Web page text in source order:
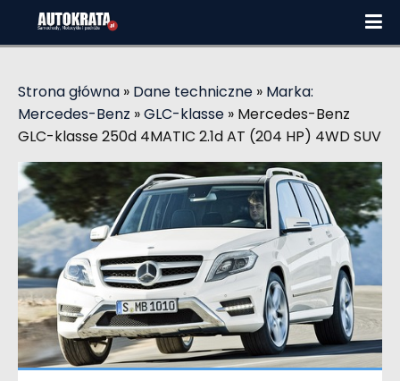
Strona główna » Dane techniczne » Marka:
Mercedes-Benz »GLC-klasse » Mercedes-Benz
GLC-klasse 250d 4MATIC 2.1d AT (204 HP) 4WD SUV